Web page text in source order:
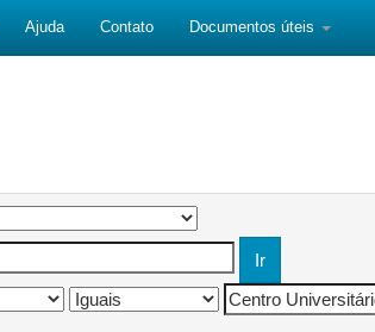
Ajuda Contato Documentos úteis